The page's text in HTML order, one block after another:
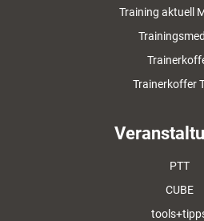
Training aktuell
Trainerkoffer
PTT
CUBE